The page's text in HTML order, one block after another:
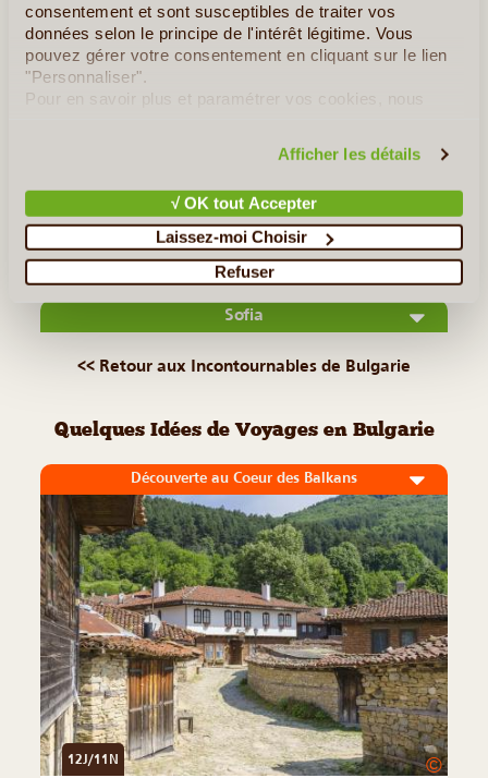
consentement et sont susceptibles de traiter vos
données selon le principe de l'intérêt légitime. Vous
pouvez gérer votre consentement en cliquant sur le lien
"Personnaliser".
Pour en savoir plus et paramétrer vos cookies, nous
Afficher les détails
√ OK tout Accepter
Laissez-moi Choisir
Refuser
Bansko, petite village situé au pied des Montagnes de Pirin,
est une station de ski de plus en populaire auprès des
européens. Mais la ville attire aussi par sa belle architecture,
Lire la suite ≻
Bojentsi
Sofia
<< Retour aux Incontournables de Bulgarie
Quelques Idées de Voyages en Bulgarie
Découverte au Coeur des Balkans
12J/11N ©